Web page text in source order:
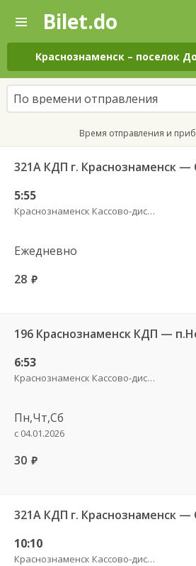
—
Поиск
и
покупка
билетов
на
автобус
онлайн
Bilet.do
Краснознаменск – поселок
По времени отправления
Время отправления и
321А КДП г. Краснознаменск —
5:55
Краснознаменск Кассово-диспетчерский пункт
Ежедневно
28 руб.
6:53
Краснознаменск Кассово-диспетчерский пункт
Пн,Чт,Сб
с 04.01.2026
30 руб.
321А КДП г. Краснознаменск —
10:10
Краснознаменск Кассово-диспетчерский пункт